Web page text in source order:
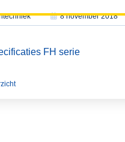
8 november 2018
FH serie